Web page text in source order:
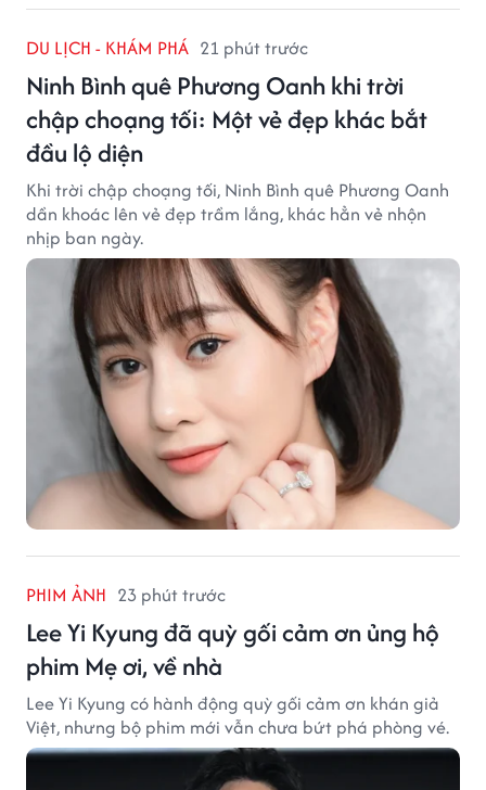
DU LỊCH - KHÁM PHÁ 21 phút trước
Ninh Bình quê Phương Oanh khi trời
chập choạng tối: Một vẻ đẹp khác bắt
đầu lộ diện
Khi trời chập choạng tối, Ninh Bình quê Phương Oanh
dần khoác lên vẻ đẹp trầm lắng, khác hẳn vẻ nhộn
nhịp ban ngày.
PHIM ẢNH 23 phút trước
Lee Yi Kyung đã quỳ gối cảm ơn ủng hộ
phim Mẹ ơi, về nhà
Lee Yi Kyung có hành động quỳ gối cảm ơn khán giả
Việt, nhưng bộ phim mới vẫn chưa bứt phá phòng vé.